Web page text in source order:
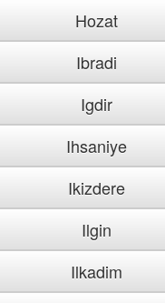
Hozat
Ibradi
Igdir
Ihsaniye
Ikizdere
Ilgin
Ilkadim